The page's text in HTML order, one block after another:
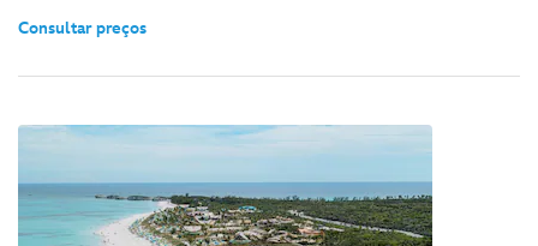
Consultar preços